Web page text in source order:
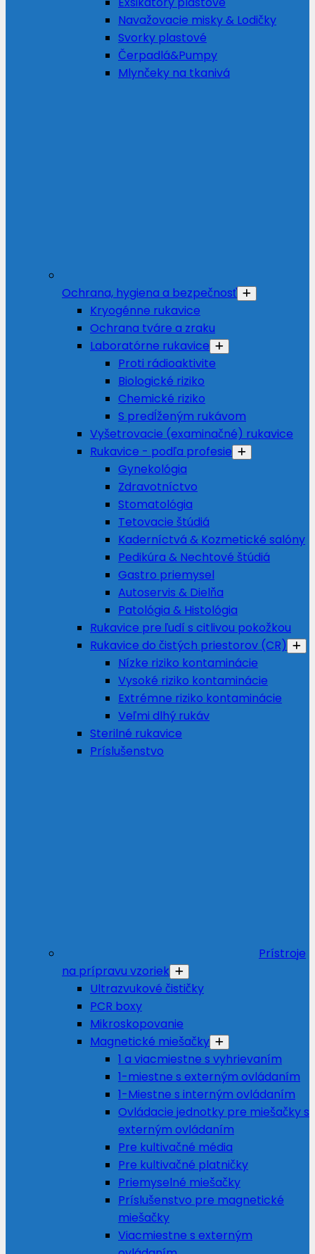
Navažovacie misky & Lodičky
Svorky plastové
Čerpadlá&Pumpy
Mlynčeky na tkanivá
Ochrana, hygiena a bezpečnosť
Kryogénne rukavice
Ochrana tváre a zraku
Laboratórne rukavice
Proti rádioaktivite
Biologické riziko
Chemické riziko
S predĺženým rukávom
Vyšetrovacie (examinačné) rukavice
Rukavice - podľa profesie
Gynekológia
Zdravotníctvo
Stomatológia
Tetovacie štúdiá
Kaderníctvá & Kozmetické salóny
Pedikúra & Nechtové štúdiá
Gastro priemysel
Autoservis & Dielňa
Patológia & Histológia
Rukavice pre ľudí s citlivou pokožkou
Rukavice do čistých priestorov (CR)
Nízke riziko kontaminácie
Vysoké riziko kontaminácie
Extrémne riziko kontaminácie
Veľmi dlhý rukáv
Sterilné rukavice
Príslušenstvo
Prístroje
na prípravu vzoriek
Ultrazvukové čističky
PCR boxy
Mikroskopovanie
Magnetické miešačky
1 a viacmiestne s vyhrievaním
1-miestne s externým ovládaním
1-Miestne s interným ovládaním
Ovládacie jednotky pre miešačky s
externým ovládaním
Pre kultivačné média
Pre kultivačné platničky
Priemyselné miešačky
Príslušenstvo pre magnetické
miešačky
Viacmiestne s externým